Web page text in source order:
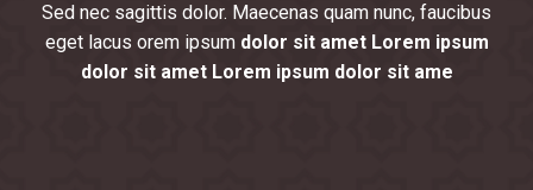
Sed nec sagittis dolor. Maecenas quam nunc, faucibus
eget lacus orem ipsum dolor sit amet Lorem ipsum
dolor sit amet Lorem ipsum dolor sit ame